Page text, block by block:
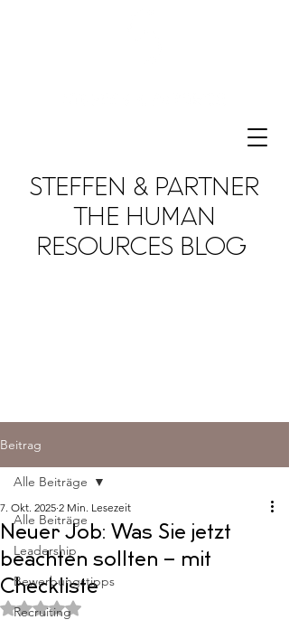
STEFFEN & PARTNER
THE HUMAN
RESOURCES BLOG
Beitrag
Alle Beiträge
Leadership
Bewerbungstipps
Recruiting
Alle Beiträge
Neuer Job: Was Sie jetzt
beachten sollten – mit
Checkliste
7. Okt. 2025 2 Min. Lesezeit
Mit NaN von 5 Sternen bewertet.